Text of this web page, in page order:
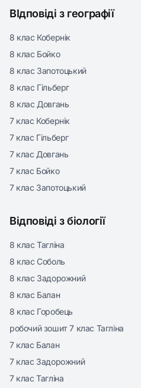
ВІдповіді з географії
8 клас Кобернік
8 клас Бойко
8 клас Запотоцький
8 клас Гільберг
8 клас Довгань
7 клас Кобернік
7 клас Гільберг
7 клас Довгань
7 клас Бойко
7 клас Запотоцький
Відповіді з біології
8 клас Тагліна
8 клас Соболь
8 клас Задорожний
8 клас Балан
8 клас Горобець
робочий зошит 7 клас Тагліна
7 клас Балан
7 клас Задорожний
7 клас Тагліна